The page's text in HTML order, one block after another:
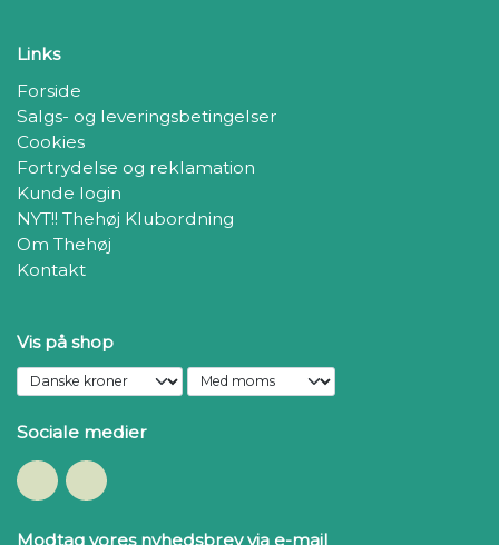
Links
Forside
Salgs- og leveringsbetingelser
Cookies
Fortrydelse og reklamation
Kunde login
NYT!! Thehøj Klubordning
Om Thehøj
Kontakt
Vis på shop
Sociale medier
Modtag vores nyhedsbrev via e-mail